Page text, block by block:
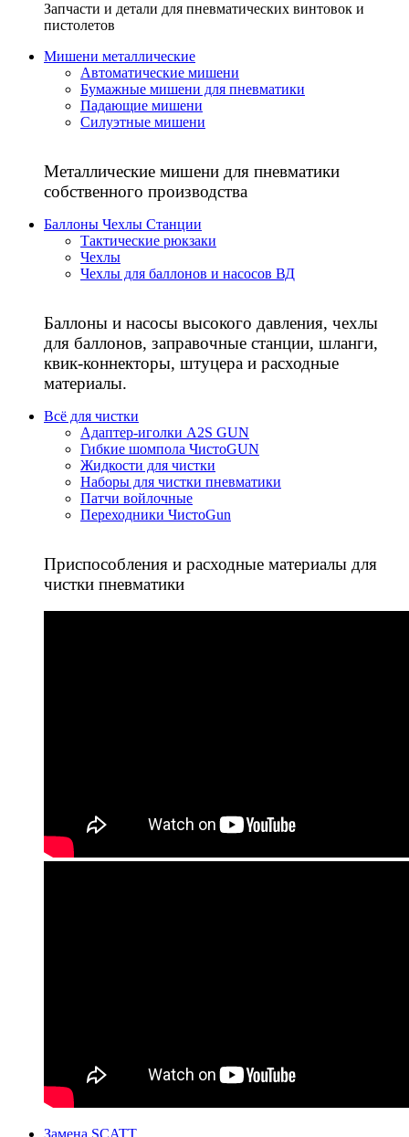
Запчасти и детали для пневматических винтовок и
пистолетов
Мишени металлические
Автоматические мишени
Бумажные мишени для пневматики
Падающие мишени
Силуэтные мишени
Металлические мишени для пневматики
собственного производства
Баллоны Чехлы Станции
Тактические рюкзаки
Чехлы
Чехлы для баллонов и насосов ВД
Баллоны и насосы высокого давления, чехлы
для баллонов, заправочные станции, шланги,
квик-коннекторы, штуцера и расходные
материалы.
Всё для чистки
Адаптер-иголки A2S GUN
Гибкие шомпола ЧистоGUN
Жидкости для чистки
Наборы для чистки пневматики
Патчи войлочные
Переходники ЧистоGun
Приспособления и расходные материалы для
чистки пневматики
Замена SCATT